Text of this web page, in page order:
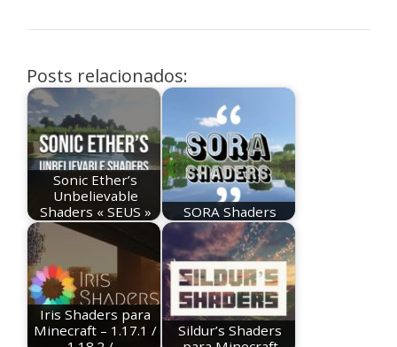
Posts relacionados:
Sonic Ether’s
Unbelievable
Shaders « SEUS »
SORA Shaders
Iris Shaders para
Minecraft – 1.17.1 /
Sildur’s Shaders